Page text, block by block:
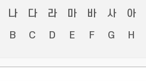
나 다 라 마 바 사 아
B C D E F G H